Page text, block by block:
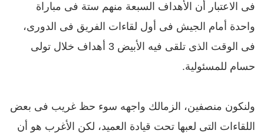
فى الاعتبار أن الأهداف السبعة منهم ستة فى مباراة
واحدة أمام الجيش فى أول لقاءات الفريق فى الدورى،
فى الوقت الذى تلقى فيه الأبيض 3 أهداف خلال تولى
حسام للمسئولية.
ولنكون منصفين، الزمالك واجهه سوء حظ غريب فى بعض
اللقاءات التى لعبها تحت قيادة العميد، لكن الأغرب هو أن